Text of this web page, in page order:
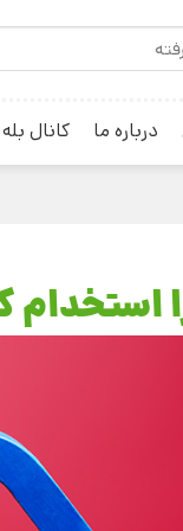
درباره ما کانال بله
استخدام